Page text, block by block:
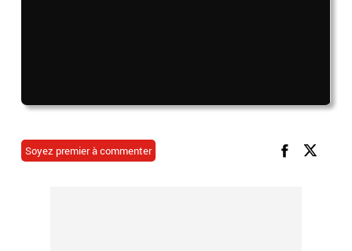
Soyez premier à commenter